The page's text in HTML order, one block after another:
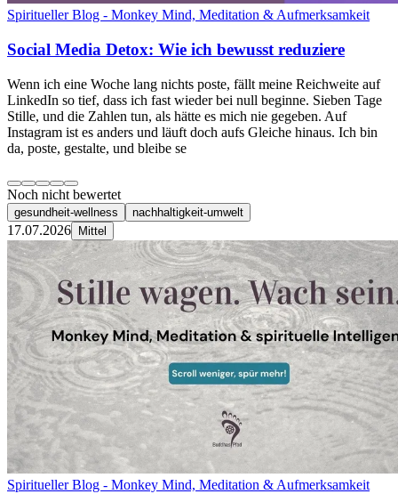
Spiritueller Blog - Monkey Mind, Meditation & Aufmerksamkeit
Social Media Detox: Wie ich bewusst reduziere
Wenn ich eine Woche lang nichts poste, fällt meine Reichweite auf
LinkedIn so tief, dass ich fast wieder bei null beginne. Sieben Tage
Stille, und die Zahlen tun, als hätte es mich nie gegeben. Auf
Instagram ist es anders und läuft doch aufs Gleiche hinaus. Ich bin
da, poste, gestalte, und bleibe se
Noch nicht bewertet
gesundheit-wellness nachhaltigkeit-umwelt
17.07.2026 Mittel
Spiritueller Blog - Monkey Mind, Meditation & Aufmerksamkeit